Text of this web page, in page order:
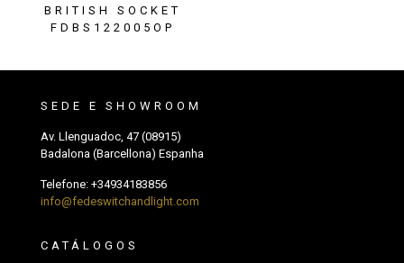
BRITISH SOCKET
FDBS122005OP
SEDE E SHOWROOM
Av. Llenguadoc, 47 (08915)
Badalona (Barcellona) Espanha
Telefone: +34934183856
info@fedeswitchandlight.com
CATÁLOGOS